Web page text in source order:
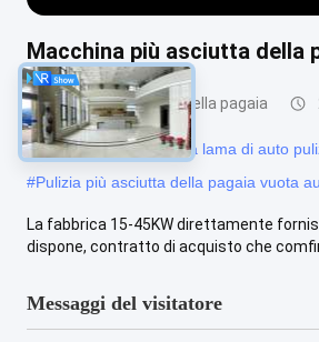
Macchina più asciutta della
essiccatore vuoto della pagaia
#Essiccatore vuoto della lama di auto
#Pulizia più asciutta della pagaia vuota
La fabbrica 15-45KW direttamente
dispone, contratto di acquisto che
Messaggi del visitatore